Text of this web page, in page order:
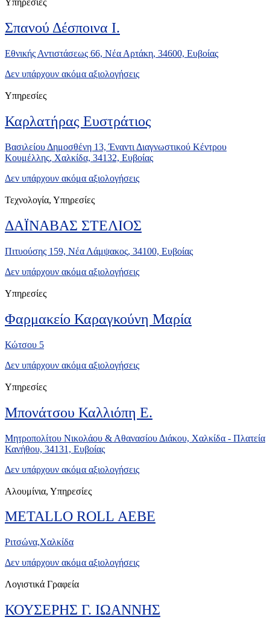
Υπηρεσίες
Σπανού Δέσποινα Ι.
Εθνικής Αντιστάσεως 66, Νέα Αρτάκη, 34600, Ευβοίας
Δεν υπάρχουν ακόμα αξιολογήσεις
Υπηρεσίες
Καρλατήρας Ευστράτιος
Βασιλείου Δημοσθένη 13, Έναντι Διαγνωστικού Κέντρου
Κουμέλλης, Χαλκίδα, 34132, Ευβοίας
Δεν υπάρχουν ακόμα αξιολογήσεις
Τεχνολογία, Υπηρεσίες
ΔΑΪΝΑΒΑΣ ΣΤΕΛΙΟΣ
Πιτυούσης 159, Νέα Λάμψακος, 34100, Ευβοίας
Δεν υπάρχουν ακόμα αξιολογήσεις
Υπηρεσίες
Φαρμακείο Καραγκούνη Μαρία
Κώτσου 5
Δεν υπάρχουν ακόμα αξιολογήσεις
Υπηρεσίες
Μπονάτσου Καλλιόπη Ε.
Μητροπολίτου Νικολάου & Αθανασίου Διάκου, Χαλκίδα - Πλατεία
Κανήθου, 34131, Ευβοίας
Δεν υπάρχουν ακόμα αξιολογήσεις
Αλουμίνια, Υπηρεσίες
METALLO ROLL ΑΕΒΕ
Ριτσώνα,Χαλκίδα
Δεν υπάρχουν ακόμα αξιολογήσεις
Λογιστικά Γραφεία
ΚΟΥΣΕΡΗΣ Γ. ΙΩΑΝΝΗΣ